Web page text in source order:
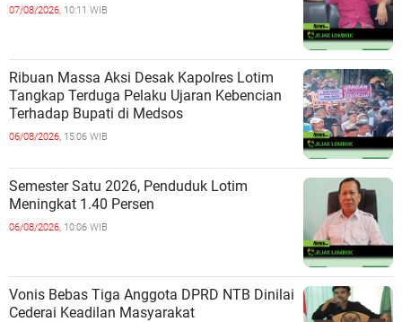
07/08/2026, 10:11 WIB
Ribuan Massa Aksi Desak Kapolres Lotim
Tangkap Terduga Pelaku Ujaran Kebencian
Terhadap Bupati di Medsos
06/08/2026, 15:06 WIB
Semester Satu 2026, Penduduk Lotim
Meningkat 1.40 Persen
06/08/2026, 10:06 WIB
Vonis Bebas Tiga Anggota DPRD NTB Dinilai
Cederai Keadilan Masyarakat